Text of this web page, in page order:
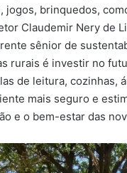
jogos, brinquedos,
Claudemir Nery de
sênior de
rurais é investir no
de leitura, cozinhas,
mais seguro e
e o bem-estar das